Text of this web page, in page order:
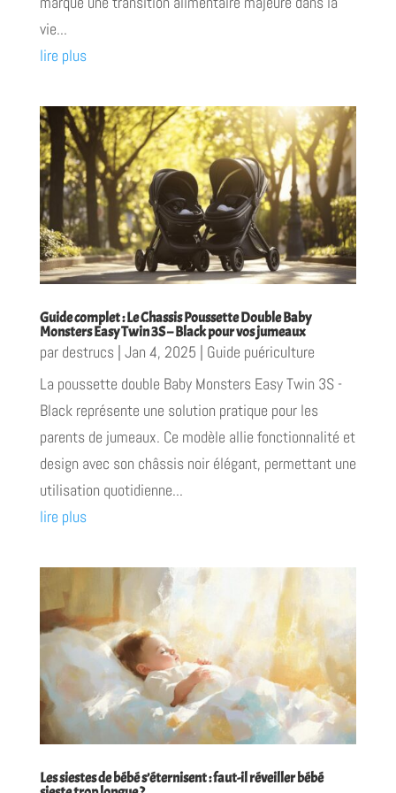
vie...
lire plus
Guide complet : Le Chassis Poussette Double Baby
Monsters Easy Twin 3S – Black pour vos jumeaux
par destrucs| Jan 4, 2025 | Guide puériculture
La poussette double Baby Monsters Easy Twin 3S -
Black représente une solution pratique pour les
parents de jumeaux. Ce modèle allie fonctionnalité et
design avec son châssis noir élégant, permettant une
utilisation quotidienne...
lire plus
Les siestes de bébé s’éternisent : faut-il réveiller bébé